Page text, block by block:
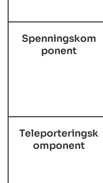
Spenningskom
ponent
Teleporteringsk
omponent